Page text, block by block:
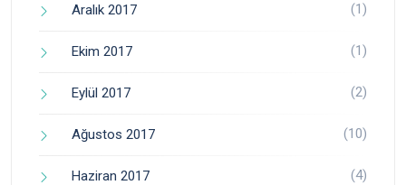
Aralık 2017 (1)
Ekim 2017 (1)
Eylül 2017 (2)
Ağustos 2017 (10)
Haziran 2017 (4)